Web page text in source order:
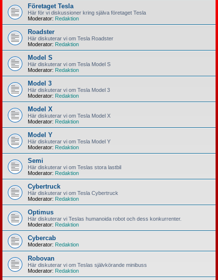
Företaget Tesla
Här för vi diskussioner kring själva företaget Tesla
Moderator: Redaktion
Roadster
Här diskuterar vi om Tesla Roadster
Moderator: Redaktion
Model S
Här diskuterar vi om Tesla Model S
Moderator: Redaktion
Model 3
Här diskuterar vi om Tesla Model 3
Moderator: Redaktion
Model X
Här diskuterar vi om Tesla Model X
Moderator: Redaktion
Model Y
Här diskuterar vi om Tesla Model Y
Moderator: Redaktion
Semi
Här diskuterar vi om Teslas stora lastbil
Moderator: Redaktion
Cybertruck
Här diskuterar vi om Tesla Cybertruck
Moderator: Redaktion
Optimus
Här diskuterar vi Teslas humanoida robot och dess konkurrenter.
Moderator: Redaktion
Cybercab
Moderator: Redaktion
Robovan
Här diskuterar vi om Teslas självkörande minibuss
Moderator: Redaktion